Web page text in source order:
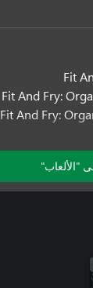
Fit
Fit And Fry:
Fit And Fry:
Infernitos:
"الألعاب"